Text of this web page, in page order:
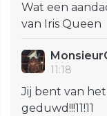
Wat een
van Iris Queen
11:18
Jij bent van
geduwd!!!11!11